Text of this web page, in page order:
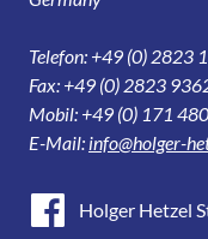
Telefon: +49 (0) 2823
Fax: +49 (0) 2823
Mobil: +49 (0) 171
E-Mail: info@holger-
Holger Hetzel